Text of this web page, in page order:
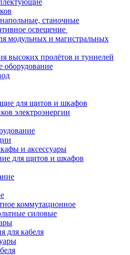
станочные
освещение
модульных и магистральных
высоких пролётов и туннелей
оборудование
для щитов и шкафов
электроэнергии
и аксессуары
для щитов и шкафов
коммутационное
силовые
для кабеля